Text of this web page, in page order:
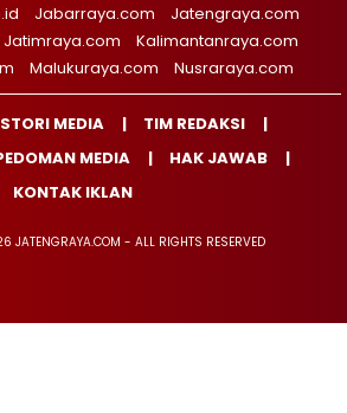
Jabarraya.com
Jatengraya.com
Jatimraya.com
Kalimantanraya.com
Malukuraya.com Nusraraya.com
MEDIA
TIM REDAKSI
MEDIA
HAK JAWAB
KONTAK IKLAN
JATENGRAYA.COM - ALL RIGHTS RESERVED